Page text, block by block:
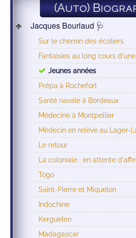
(Auto)
Jacques Bourlaud 🩺
Sur le chemin des écoliers
Fantaisies au long cours
Jeunes années
Prépa à Rochefort
Santé navale à Bordeaux
Médecine à Montpellier
Médecin en relève au Lager-
Le retour
La coloniale : en attente
Togo
Saint-Pierre et Miquelon
Indochine
Kerguelen
Madagascar